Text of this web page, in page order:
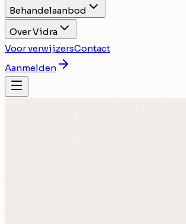
Behandelaanbod
Over Vidra
Voor verwijzersContact
Aanmelden